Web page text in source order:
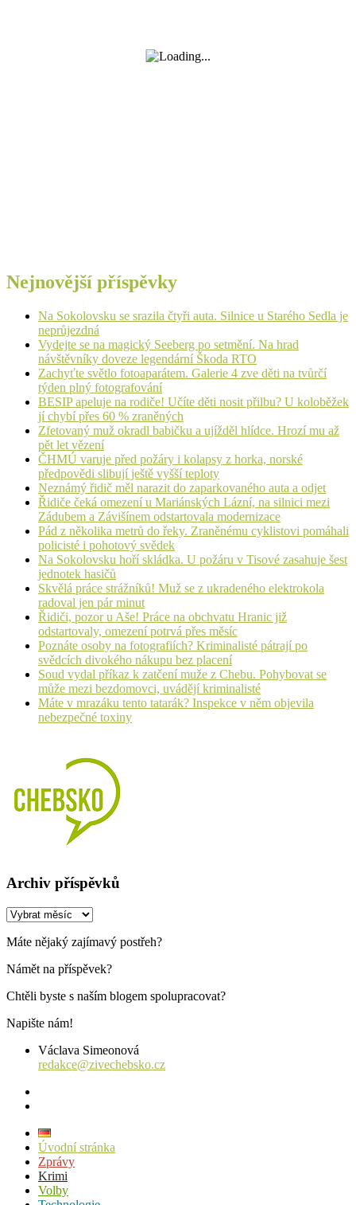
Nejnovější příspěvky
Na Sokolovsku se srazila čtyři auta. Silnice u Starého Sedla je
neprůjezdná
Vydejte se na magický Seeberg po setmění. Na hrad
návštěvníky doveze legendární Škoda RTO
Zachyťte světlo fotoaparátem. Galerie 4 zve děti na tvůrčí
týden plný fotografování
BESIP apeluje na rodiče! Učíte děti nosit přilbu? U koloběžek
jí chybí přes 60 % zraněných
Zfetovaný muž okradl babičku a ujížděl hlídce. Hrozí mu až
pět let vězení
ČHMÚ varuje před požáry i kolapsy z horka, norské
předpovědi slibují ještě vyšší teploty
Neznámý řidič měl narazit do zaparkovaného auta a odjet
Řidiče čeká omezení u Mariánských Lázní, na silnici mezi
Zádubem a Závišínem odstartovala modernizace
Pád z několika metrů do řeky. Zraněnému cyklistovi pomáhali
policisté i pohotový svědek
Na Sokolovsku hoří skládka. U požáru v Tisové zasahuje šest
jednotek hasičů
Skvělá práce strážníků! Muž se z ukradeného elektrokola
radoval jen pár minut
Řidiči, pozor u Aše! Práce na obchvatu Hranic již
odstartovaly, omezení potrvá přes měsíc
Poznáte osoby na fotografiích? Kriminalisté pátrají po
svědcích divokého nákupu bez placení
Soud vydal příkaz k zatčení muže z Chebu. Pohybovat se
může mezi bezdomovci, uvádějí kriminalisté
Máte v mrazáku tento tatarák? Inspekce v něm objevila
nebezpečné toxiny
Archiv příspěvků
Archiv
Máte nějaký zajímavý postřeh?
Námět na příspěvek?
Chtěli byste s naším blogem spolupracovat?
Napište nám!
Václava Simeonová
redakce@zivechebsko.cz
Úvodní stránka
Zprávy
Krimi
Volby